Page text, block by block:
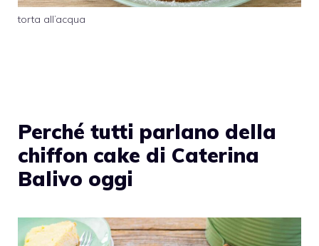
torta all’acqua
Perché tutti parlano della
chiffon cake di Caterina
Balivo oggi